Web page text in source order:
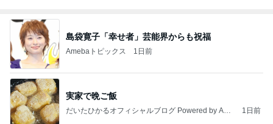
島袋寛子「幸せ者」芸能界からも祝福
Amebaトピックス 1日前
実家で晩ご飯
だいたひかるオフィシャルブログ Powered by Ame
1日前